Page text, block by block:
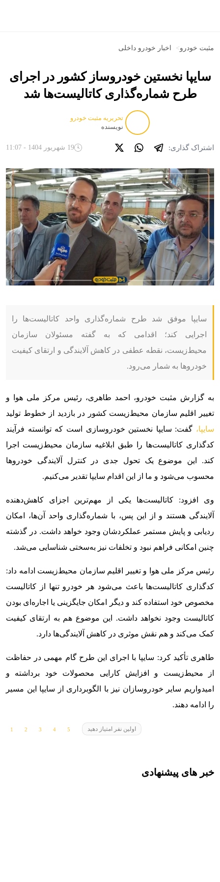
مثبت خودرو> اخبار خودرو داخلی
سایپا نخستین خودروساز کشور در اجرای
طرح شماره‌گذاری کاتالیست‌ها شد
تحریریه مثبت خودرو
نویسنده
اشتراک گذاری: 19 شهریور 1404 - 11:07
سایپا موفق شد طرح شماره‌گذاری واحد کاتالیست‌ها را
اجرایی کند؛ اقدامی که به گفته مسئولان سازمان
محیط‌زیست، نقطه عطفی در کاهش آلایندگی و ارتقای کیفیت
خودروها به شمار می‌رود.
به گزارش مثبت خودرو،
احمد طاهری، رئیس مرکز ملی هوا و
تغییر اقلیم سازمان محیط‌زیست کشور در بازدید از خطوط تولید
سایپا، گفت: سایپا نخستین خودروسازی است که توانسته فرآیند
کدگذاری کاتالیست‌ها را طبق ابلاغیه سازمان محیط‌زیست اجرا
کند. این موضوع یک تحول جدی در کنترل آلایندگی خودروها
محسوب می‌شود و ما از این اقدام سایپا تقدیر می‌کنیم.
وی افزود: کاتالیست‌ها یکی از مهم‌ترین اجزای کاهش‌دهنده
آلایندگی هستند و از این پس، با شماره‌گذاری واحد آن‌ها، امکان
ردیابی و پایش مستمر عملکردشان وجود خواهد داشت. در گذشته
چنین امکانی فراهم نبود و تخلفات نیز به‌سختی شناسایی می‌شد.
رئیس مرکز ملی هوا و تغییر اقلیم سازمان محیط‌زیست ادامه داد:
کدگذاری کاتالیست‌ها باعث می‌شود هر خودرو تنها از کاتالیست
مخصوص خود استفاده کند و دیگر امکان جایگزینی یا اجاره‌ای بودن
کاتالیست وجود نخواهد داشت. این موضوع هم به ارتقای کیفیت
کمک می‌کند و هم نقش موثری در کاهش آلایندگی‌ها دارد.
طاهری تأکید کرد: سایپا با اجرای این طرح گام مهمی در حفاظت
از محیط‌زیست و افزایش کارایی محصولات خود برداشته و
امیدواریم سایر خودروسازان نیز با الگوبرداری از سایپا این مسیر
را ادامه دهند.
اولین نفر امتیاز دهید
خبر های پیشنهادی